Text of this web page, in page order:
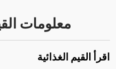
معلومات
اقرأ القيم الغذائية